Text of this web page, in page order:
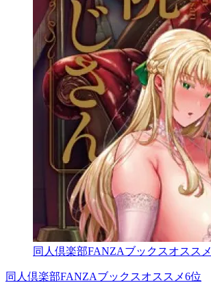
同人倶楽部FANZAブックスオススメ
同人倶楽部FANZAブックスオススメ6位